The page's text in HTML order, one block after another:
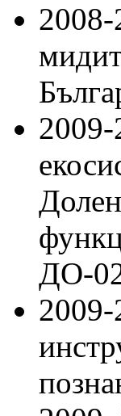
2008-
2009-
ДО-
2009-